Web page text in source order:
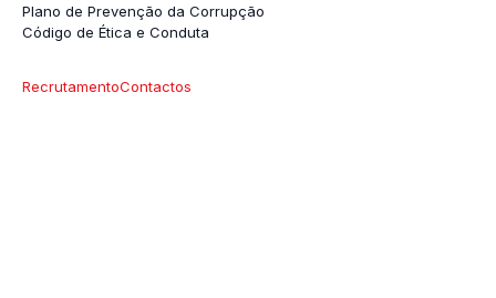
Plano de Prevenção da Corrupção
Código de Ética e Conduta
RecrutamentoContactos